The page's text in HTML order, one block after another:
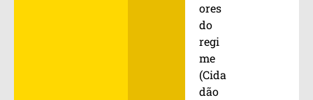
ores
do
regi
me
(Cida
dão